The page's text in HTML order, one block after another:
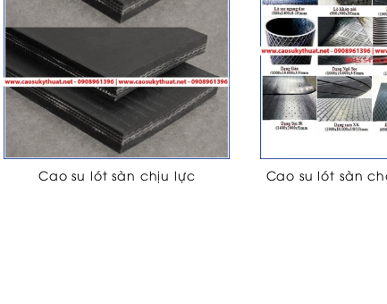
Cao su lót sàn chịu lực Cao su lót sàn